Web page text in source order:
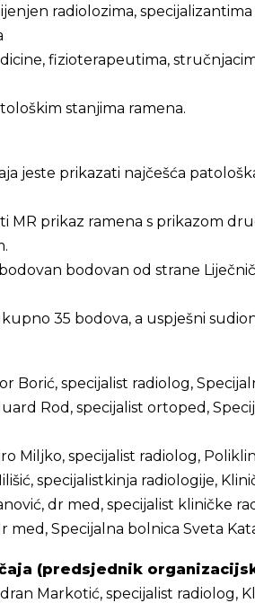
radiolozima,
fizioterapeutima,
stanjima ramena.
jeste prikazati najčešća
MR prikaz ramena s prikazom
bodovan od strane
35 bodova, a uspješni
Borić, specijalist radiolog,
Rod, specijalist ortoped,
Miljko, specijalist radiolog,
specijalistkinja radiologije,
dr med, specijalist kliničke
med, Specijalna bolnica Sveta
(predsjednik
Markotić, specijalist radiolog,